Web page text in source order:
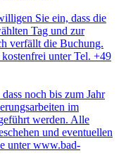
Sie ein, dass die
Tag und zur
verfällt die Buchung.
unter Tel. +49
noch bis zum Jahr
im
werden. Alle
und eventuellen
unter www.bad-